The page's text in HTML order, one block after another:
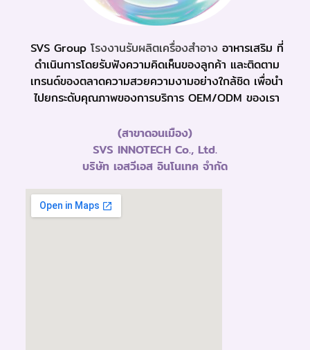
SVS Group โรงงานรับผลิตเครื่องสำอาง อาหารเสริม ที่
ดำเนินการโดยรับฟังความคิดเห็นของลูกค้า และติดตาม
เทรนด์ของตลาดความสวยความงามอย่างใกล้ชิด เพื่อนำ
ไปยกระดับคุณภาพของการบริการ OEM/ODM ของเรา
(สาขาดอนเมือง)
SVS INNOTECH Co., Ltd.
บริษัท เอสวีเอส อินโนเทค จำกัด